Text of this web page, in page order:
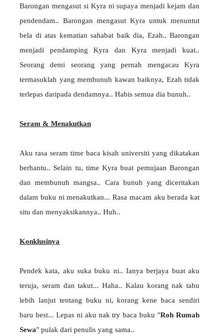
Barongan mengasut si Kyra ni supaya menjadi kejam dan
pendendam.. Barongan mengasut Kyra untuk menuntut
bela di atas kematian sahabat baik dia, Ezah.. Barongan
menjadi pendamping Kyra dan Kyra menjadi kuat..
Seorang demi seorang yang pernah mengacau Kyra
termasuklah yang membunuh kawan baiknya, Ezah tidak
terlepas daripada dendamnya.. Habis semua dia bunuh..
Seram & Menakutkan
Aku rasa seram time baca kisah universiti yang dikatakan
berhantu.. Selain tu, time Kyra buat pemujaan Barongan
dan membunuh mangsa.. Cara bunuh yang diceritakan
dalam buku ni menakutkan... Rasa macam aku berada kat
situ dan menyaksikannya.. Huh..
Konklusinya
Pendek kata, aku suka buku ni.. Ianya berjaya buat aku
teruja, seram dan takut... Haha.. Kalau korang nak tahu
lebih lanjut tentang buku ni, korang kene baca sendiri
baru best... Lepas ni aku nak try baca buku "Roh Rumah
Sewa" pulak dari penulis yang sama..